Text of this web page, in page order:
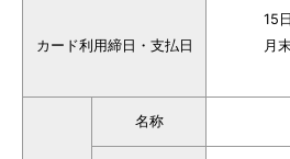
カード利用締日・支払日
15
月
名称